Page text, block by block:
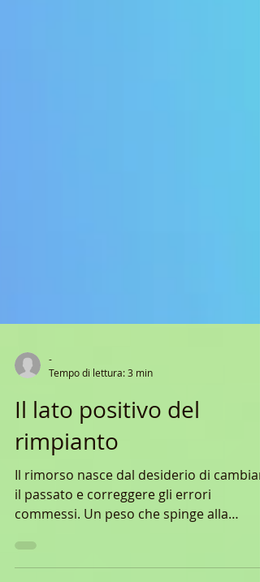
-
Tempo di lettura: 3 min
Il lato positivo del
rimpianto
il passato e correggere gli errori
commessi. Un peso che spinge alla